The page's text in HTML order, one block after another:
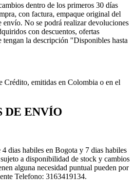
dentro de los primeros 30 días
con factura, empaque original del
No se podrá realizar devoluciones
con descuentos, ofertas
tengan la descripción "Disponibles hasta
Crédito, emitidas en Colombia o en el
DE ENVÍO
dias habiles en Bogota y 7 dias habiles
a disponibilidad de stock y cambios
alguna necesidad puntual pueden por
Telefono: 3163419134.